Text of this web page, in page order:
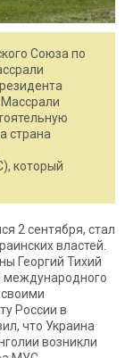
Союза по
страна
который
2 сентября, стал
властей.
Георгий Тихий
международного
России в
что Украина
возникли